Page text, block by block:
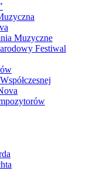
Muzyczne
Festiwal